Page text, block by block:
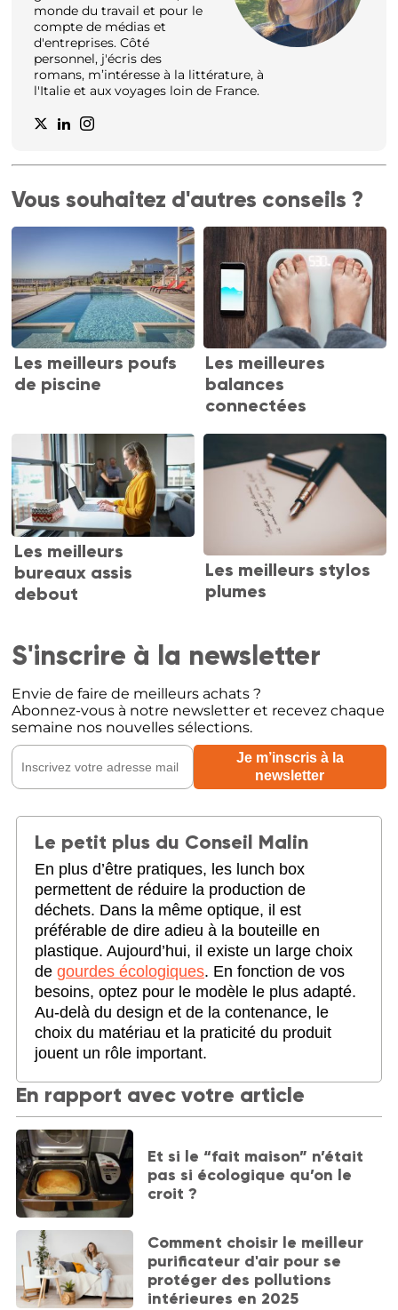
monde du travail et pour le
compte de médias et
d'entreprises. Côté
personnel, j'écris des
romans, m’intéresse à la littérature, à
l'Italie et aux voyages loin de France.
Vous souhaitez d'autres conseils ?
Les meilleurs poufs
de piscine
Les meilleures
balances
connectées
Les meilleurs
bureaux assis
debout
Les meilleurs stylos
plumes
S'inscrire à la newsletter
Envie de faire de meilleurs achats ?
Abonnez-vous à notre newsletter et recevez chaque
semaine nos nouvelles sélections.
Le petit plus du Conseil Malin
En plus d’être pratiques, les lunch box
permettent de réduire la production de
déchets. Dans la même optique, il est
préférable de dire adieu à la bouteille en
plastique. Aujourd’hui, il existe un large choix
de gourdes écologiques. En fonction de vos
besoins, optez pour le modèle le plus adapté.
Au-delà du design et de la contenance, le
choix du matériau et la praticité du produit
jouent un rôle important.
En rapport avec votre article
Et si le “fait maison” n’était
pas si écologique qu’on le
croit ?
Comment choisir le meilleur
purificateur d'air pour se
protéger des pollutions
intérieures en 2025